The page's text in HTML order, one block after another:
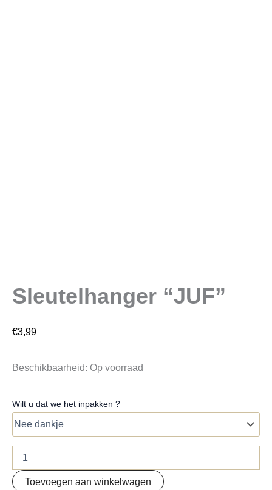
Sleutelhanger “JUF”
€3,99
Beschikbaarheid: Op voorraad
Wilt u dat we het inpakken ?
Toevoegen aan winkelwagen